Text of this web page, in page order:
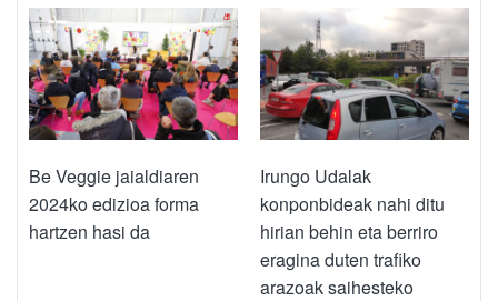
Be Veggie jaialdiaren
2024ko edizioa forma
hartzen hasi da
Irungo Udalak
konponbideak nahi ditu
hirian behin eta berriro
eragina duten trafiko
arazoak saihesteko